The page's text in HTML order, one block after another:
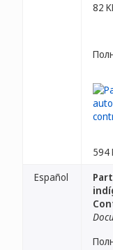
82
594
Español